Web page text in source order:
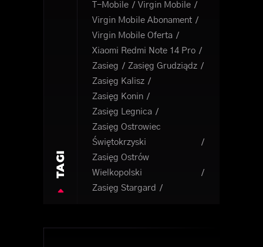
TAGI
T-Mobile
Virgin Mobile
Virgin Mobile Abonament
Virgin Mobile Oferta
Xiaomi Redmi Note 14 Pro
Zasieg
Zasięg Grudziądz
Zasięg Kalisz
Zasięg Konin
Zasięg Legnica
Zasięg Ostrowiec
Świętokrzyski
Zasięg Ostrów
Wielkopolski
Zasięg Stargard